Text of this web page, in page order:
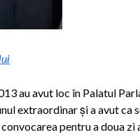
au avut loc în Palatul
extraordinar şi a avut
pentru a doua zi